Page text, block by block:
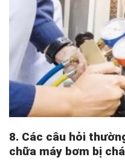
8. Các câu hỏi
chữa máy bơm bị